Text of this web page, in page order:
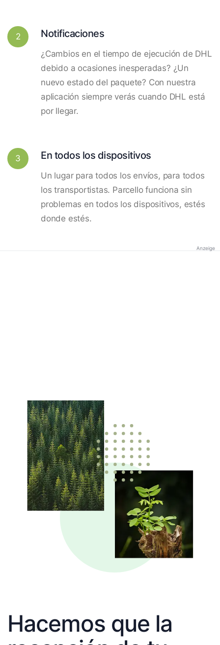
2 Notificaciones
¿Cambios en el tiempo de ejecución de DHL
debido a ocasiones inesperadas? ¿Un
nuevo estado del paquete? Con nuestra
aplicación siempre verás cuando DHL está
por llegar.
3 En todos los dispositivos
Un lugar para todos los envíos, para todos
los transportistas. Parcello funciona sin
problemas en todos los dispositivos, estés
donde estés.
Anzeige
Hacemos que la